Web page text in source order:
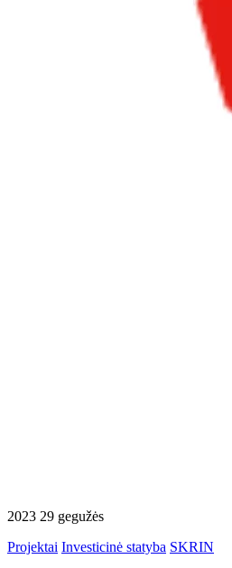
2023 29 gegužės
Projektai Investicinė statyba SKRIN